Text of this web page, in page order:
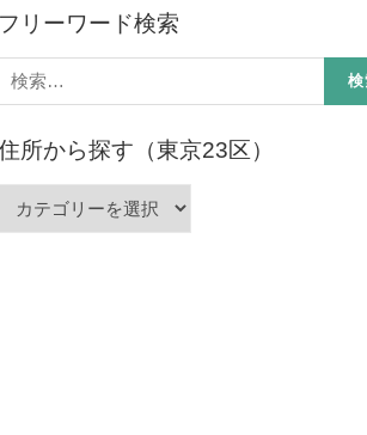
フリーワード検索
検
索:
所から探す（東京23区）